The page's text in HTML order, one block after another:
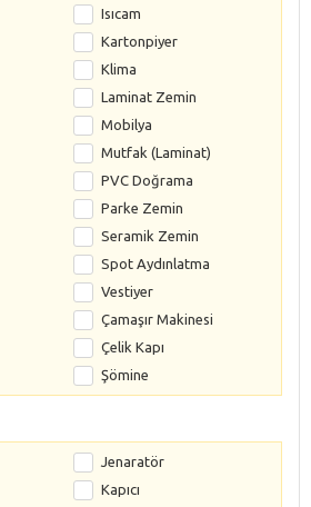
Isıcam
Kartonpiyer
Klima
Laminat Zemin
Mobilya
Mutfak (Laminat)
PVC Doğrama
Parke Zemin
Seramik Zemin
Spot Aydınlatma
Vestiyer
Çamaşır Makinesi
Çelik Kapı
Şömine
Jenaratör
Kapıcı